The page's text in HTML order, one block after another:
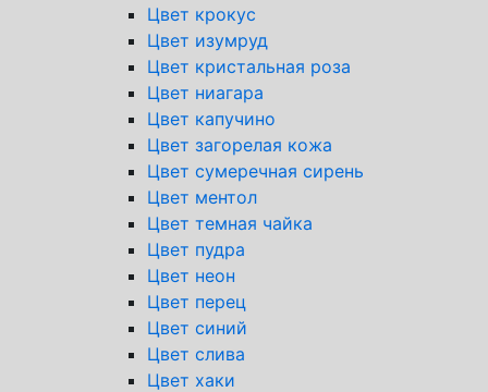
Цвет крокус
Цвет изумруд
Цвет кристальная роза
Цвет ниагара
Цвет капучино
Цвет загорелая кожа
Цвет сумеречная сирень
Цвет ментол
Цвет темная чайка
Цвет пудра
Цвет неон
Цвет перец
Цвет синий
Цвет слива
Цвет хаки